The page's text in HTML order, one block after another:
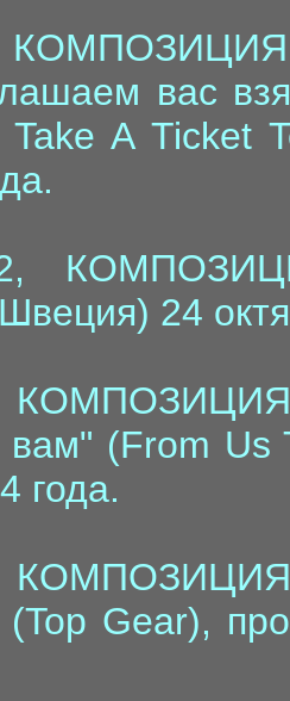
вас
Take A Ticket
24
(From Us
года.
Gear),